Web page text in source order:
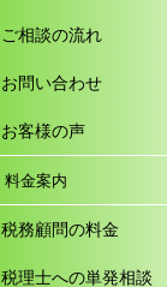
ご相談の流れ
お問い合わせ
お客様の声
料金案内
税務顧問の料金
税理士への単発相談